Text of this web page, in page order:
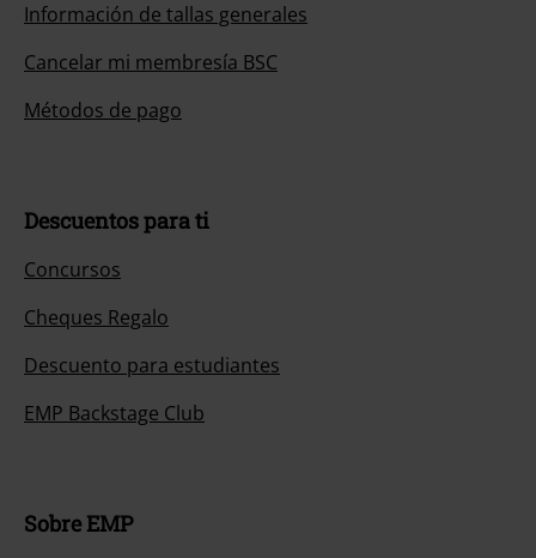
Información de tallas generales
Cancelar mi membresía BSC
Métodos de pago
Descuentos para ti
Concursos
Cheques Regalo
Descuento para estudiantes
EMP Backstage Club
Sobre EMP